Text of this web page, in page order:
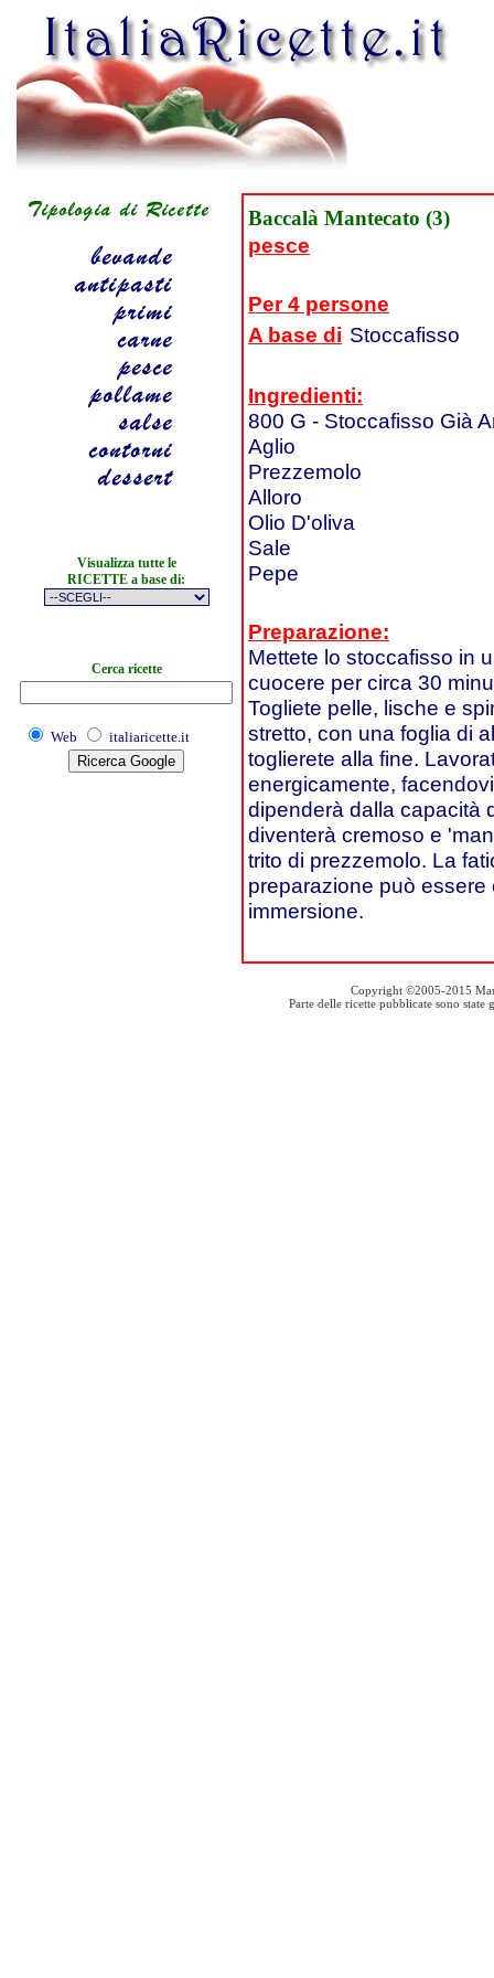
Visualizza tutte le
RICETTE a base di:
Cerca ricette
Web italiaricette.it
Baccalà Mantecato (3)
pesce
Per 4 persone
A base di Stoccafisso
Ingredienti:
800 G - Stoccafisso Già
Aglio
Prezzemolo
Alloro
Olio D'oliva
Sale
Pepe
Preparazione:
Mettete lo stoccafisso in
cuocere per circa 30
Togliete pelle, lische e
stretto, con una foglia di
toglierete alla fine.
energicamente,
dipenderà dalla capacità
diventerà cremoso e
trito di prezzemolo. La
preparazione può
immersione.
Copyright ©2005-2015
Parte delle ricette pubblicate sono state